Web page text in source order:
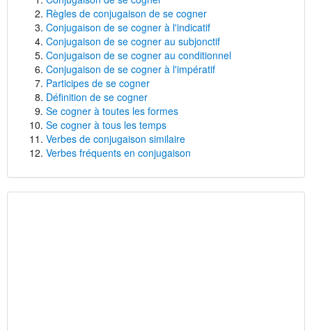
Règles de conjugaison de se cogner
Conjugaison de se cogner à l'indicatif
Conjugaison de se cogner au subjonctif
Conjugaison de se cogner au conditionnel
Conjugaison de se cogner à l'impératif
Participes de se cogner
Définition de se cogner
Se cogner à toutes les formes
Se cogner à tous les temps
Verbes de conjugaison similaire
Verbes fréquents en conjugaison